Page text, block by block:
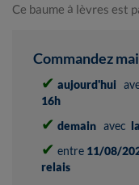
Ce baume à lèvres est
Commandez
✔ aujourd'hui
16h
✔ demain avec
✔ entre 11/08/
relais